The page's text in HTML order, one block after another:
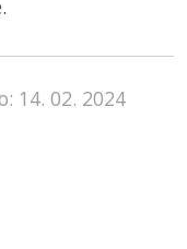
14. 02. 2024